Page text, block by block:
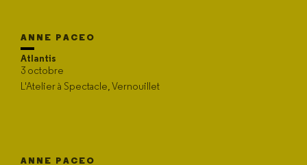
ANNE PACEO
Atlantis
3 octobre
L'Atelier à Spectacle, Vernouillet
ANNE PACEO